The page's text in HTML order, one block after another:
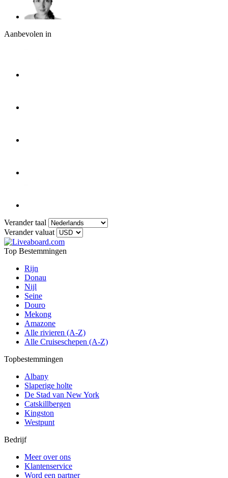
Aanbevolen in
Verander taal
Verander valuat
Top Bestemmingen
Rijn
Donau
Nijl
Seine
Douro
Mekong
Amazone
Alle rivieren (A-Z)
Alle Cruiseschepen (A-Z)
Topbestemmingen
Albany
Slaperige holte
De Stad van New York
Catskillbergen
Kingston
Westpunt
Bedrijf
Meer over ons
Klantenservice
Word een partner